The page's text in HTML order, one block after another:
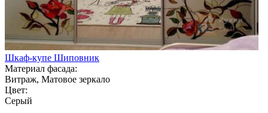
Шкаф-купе Шиповник
Материал фасада:
Витраж, Матовое зеркало
Цвет:
Серый